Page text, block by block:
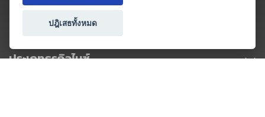
ประเภทธุรกิจไมซ์
ปฎิเสธทั้งหมด